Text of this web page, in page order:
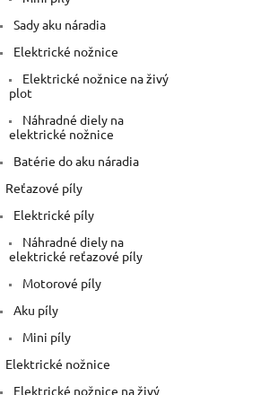
Sady aku náradia
Elektrické nožnice
Elektrické nožnice na živý
plot
Náhradné diely na
elektrické nožnice
Batérie do aku náradia
Reťazové píly
Elektrické píly
Náhradné diely na
elektrické reťazové píly
Motorové píly
Aku píly
Mini píly
Elektrické nožnice
Elektrické nožnice na živý